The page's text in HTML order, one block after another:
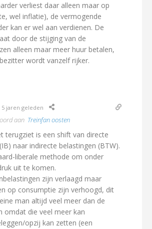
verliest daar alleen maar op
wel inflatie), de vermogende
kan er wel aan verdienen. De
door de stijging van de
alleen maar meer huur betalen,
wordt vanzelf rijker.
5 jaren geleden
aan Treinfan oosten
terugziet is een shift van directe
naar indirecte belastingen (BTW).
liberale methode om onder
uit te komen.
zijn verlaagd maar
op consumptie zijn verhoogd, dit
man altijd veel meer dan de
omdat die veel meer kan
opzij kan zetten (een